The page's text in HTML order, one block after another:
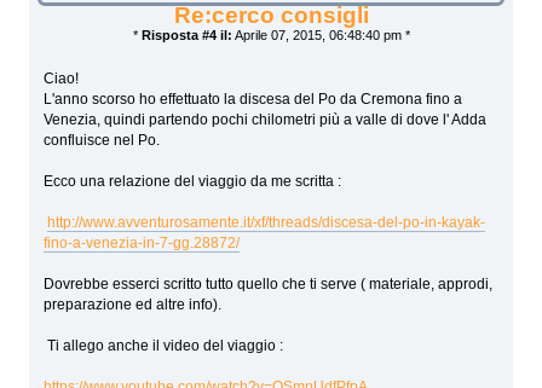
Re:cerco consigli
* Risposta #4 il: Aprile 07, 2015, 06:48:40 pm *
Ciao!
L'anno scorso ho effettuato la discesa del Po da Cremona fino a
Venezia, quindi partendo pochi chilometri più a valle di dove l' Adda
confluisce nel Po.
Ecco una relazione del viaggio da me scritta :
http://www.avventurosamente.it/xf/threads/discesa-del-po-in-kayak-
fino-a-venezia-in-7-gg.28872/
Dovrebbe esserci scritto tutto quello che ti serve ( materiale, approdi,
preparazione ed altre info).
Ti allego anche il video del viaggio :